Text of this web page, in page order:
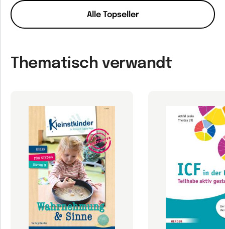
Alle Topseller
Thematisch verwandt